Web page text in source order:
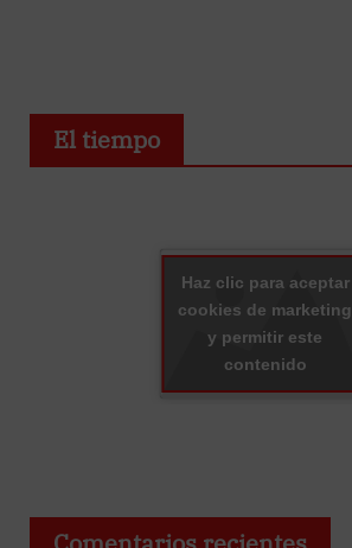
El tiempo
Haz clic para aceptar
cookies de marketing
y permitir este
contenido